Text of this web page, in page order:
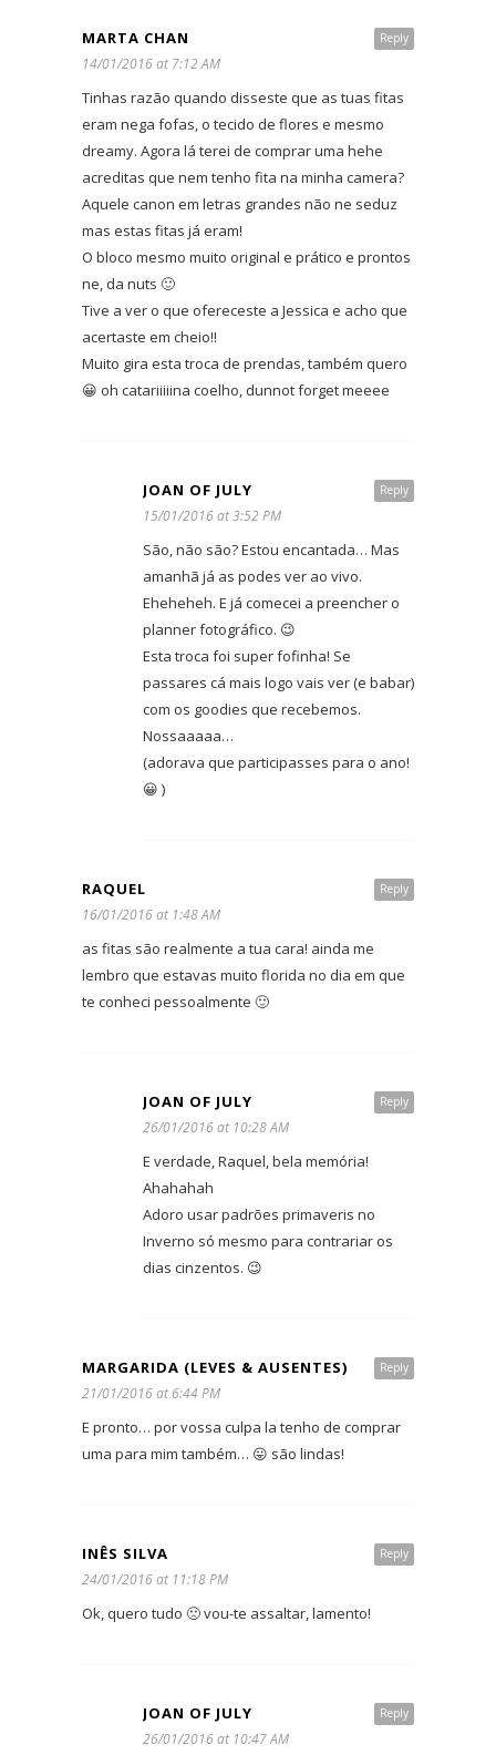
Reply
MARTA CHAN
14/01/2016 at 7:12 AM
Tinhas razão quando disseste que as tuas fitas
eram nega fofas, o tecido de flores e mesmo
dreamy. Agora lá terei de comprar uma hehe
acreditas que nem tenho fita na minha camera?
Aquele canon em letras grandes não ne seduz
mas estas fitas já eram!
O bloco mesmo muito original e prático e prontos
ne, da nuts 🙂
Tive a ver o que ofereceste a Jessica e acho que
acertaste em cheio!!
Muito gira esta troca de prendas, também quero
😀 oh catariiiiina coelho, dunnot forget meeee
Reply
JOAN OF JULY
15/01/2016 at 3:52 PM
São, não são? Estou encantada… Mas
amanhã já as podes ver ao vivo.
Eheheheh. E já comecei a preencher o
planner fotográfico. 😉
Esta troca foi super fofinha! Se
passares cá mais logo vais ver (e babar)
com os goodies que recebemos.
Nossaaaaa…
(adorava que participasses para o ano!
😀 )
Reply
RAQUEL
16/01/2016 at 1:48 AM
as fitas são realmente a tua cara! ainda me
lembro que estavas muito florida no dia em que
te conheci pessoalmente 🙂
Reply
JOAN OF JULY
26/01/2016 at 10:28 AM
E verdade, Raquel, bela memória!
Ahahahah
Adoro usar padrões primaveris no
Inverno só mesmo para contrariar os
dias cinzentos. 😉
Reply
MARGARIDA (LEVES & AUSENTES)
21/01/2016 at 6:44 PM
E pronto… por vossa culpa la tenho de comprar
uma para mim também… 😛 são lindas!
Reply
INÊS SILVA
24/01/2016 at 11:18 PM
Ok, quero tudo 🙁 vou-te assaltar, lamento!
Reply
JOAN OF JULY
26/01/2016 at 10:47 AM